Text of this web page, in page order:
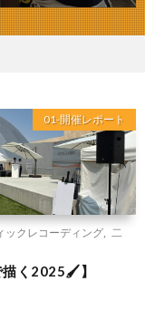
01-開催レポート
ックレコーディング
二
描く2025🖌️】